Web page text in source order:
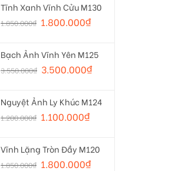
Tĩnh Xanh Vĩnh Cửu M130
1.850.000₫ 1.800.000₫
Bạch Ảnh Vĩnh Yên M125
3.550.000₫ 3.500.000₫
Nguyệt Ảnh Ly Khúc M124
1.200.000₫ 1.100.000₫
Vĩnh Lặng Tròn Đầy M120
1.850.000₫ 1.800.000₫